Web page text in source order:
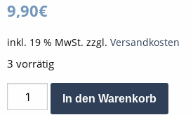
9,90€
inkl. 19 % MwSt. zzgl. Versandkosten
3 vorrätig
Schlauch
16
In den Warenkorb